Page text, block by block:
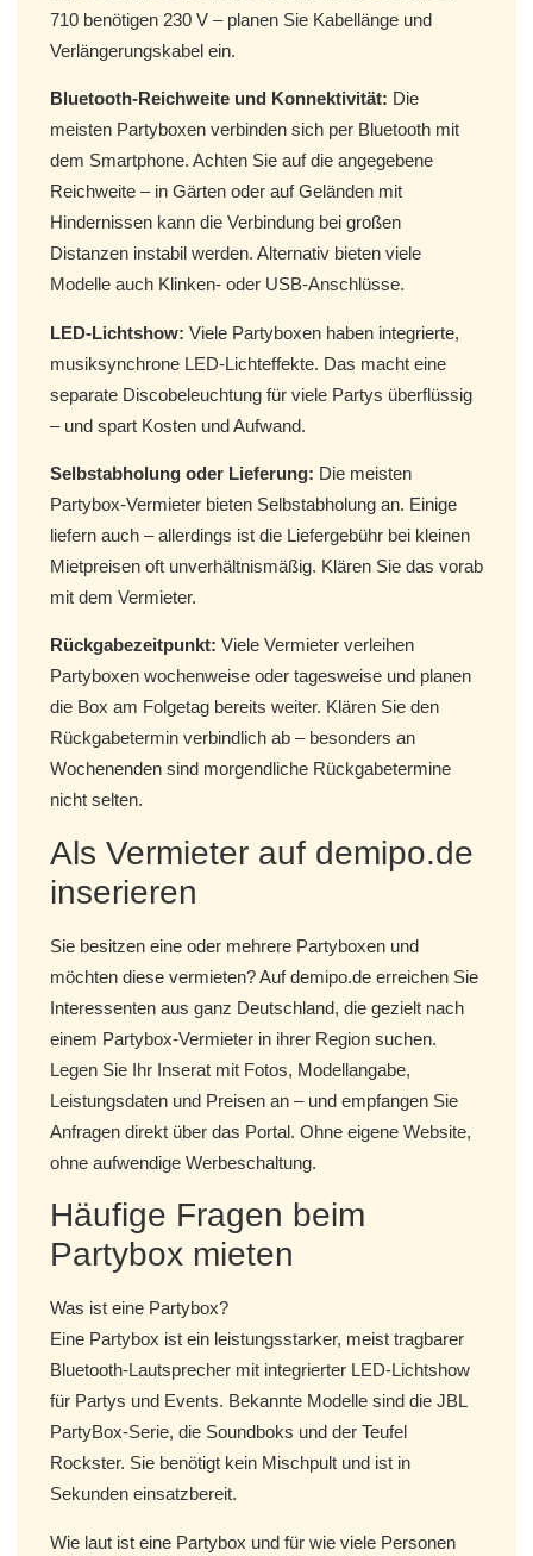
710 benötigen 230 V – planen Sie Kabellänge und
Verlängerungskabel ein.
Bluetooth-Reichweite und Konnektivität: Die
meisten Partyboxen verbinden sich per Bluetooth mit
dem Smartphone. Achten Sie auf die angegebene
Reichweite – in Gärten oder auf Geländen mit
Hindernissen kann die Verbindung bei großen
Distanzen instabil werden. Alternativ bieten viele
Modelle auch Klinken- oder USB-Anschlüsse.
LED-Lichtshow: Viele Partyboxen haben integrierte,
musiksynchrone LED-Lichteffekte. Das macht eine
separate Discobeleuchtung für viele Partys überflüssig
– und spart Kosten und Aufwand.
Selbstabholung oder Lieferung: Die meisten
Partybox-Vermieter bieten Selbstabholung an. Einige
liefern auch – allerdings ist die Liefergebühr bei kleinen
Mietpreisen oft unverhältnismäßig. Klären Sie das vorab
mit dem Vermieter.
Rückgabezeitpunkt: Viele Vermieter verleihen
Partyboxen wochenweise oder tagesweise und planen
die Box am Folgetag bereits weiter. Klären Sie den
Rückgabetermin verbindlich ab – besonders an
Wochenenden sind morgendliche Rückgabetermine
nicht selten.
Als Vermieter auf demipo.de
inserieren
Sie besitzen eine oder mehrere Partyboxen und
möchten diese vermieten? Auf demipo.de erreichen Sie
Interessenten aus ganz Deutschland, die gezielt nach
einem Partybox-Vermieter in ihrer Region suchen.
Legen Sie Ihr Inserat mit Fotos, Modellangabe,
Leistungsdaten und Preisen an – und empfangen Sie
Anfragen direkt über das Portal. Ohne eigene Website,
ohne aufwendige Werbeschaltung.
Häufige Fragen beim
Partybox mieten
Was ist eine Partybox?
Eine Partybox ist ein leistungsstarker, meist tragbarer
Bluetooth-Lautsprecher mit integrierter LED-Lichtshow
für Partys und Events. Bekannte Modelle sind die JBL
PartyBox-Serie, die Soundboks und der Teufel
Rockster. Sie benötigt kein Mischpult und ist in
Sekunden einsatzbereit.
Wie laut ist eine Partybox und für wie viele Personen